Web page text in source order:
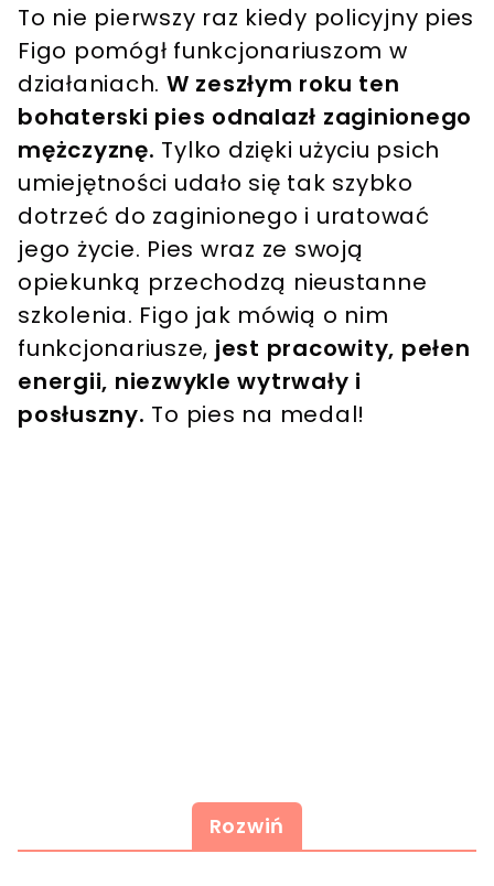
To nie pierwszy raz kiedy policyjny pies
Figo pomógł funkcjonariuszom w
działaniach. W zeszłym roku ten
bohaterski pies odnalazł zaginionego
mężczyznę. Tylko dzięki użyciu psich
umiejętności udało się tak szybko
dotrzeć do zaginionego i uratować
jego życie. Pies wraz ze swoją
opiekunką przechodzą nieustanne
szkolenia. Figo jak mówią o nim
funkcjonariusze, jest pracowity, pełen
energii, niezwykle wytrwały i
posłuszny. To pies na medal!
Rozwiń